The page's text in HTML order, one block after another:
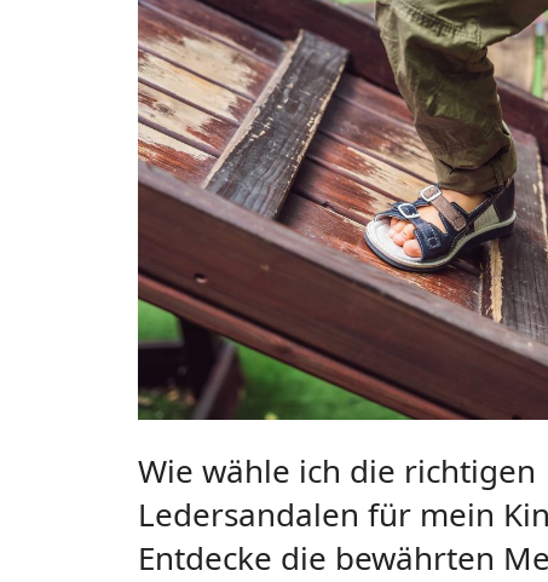
Wie wähle ich die richtigen
Ledersandalen für mein
Entdecke die bewährten